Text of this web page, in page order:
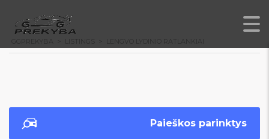
GGPREKYBA LISTINGS LENGVO LYDINIO RATLANKIAI
Paieškos parinktys